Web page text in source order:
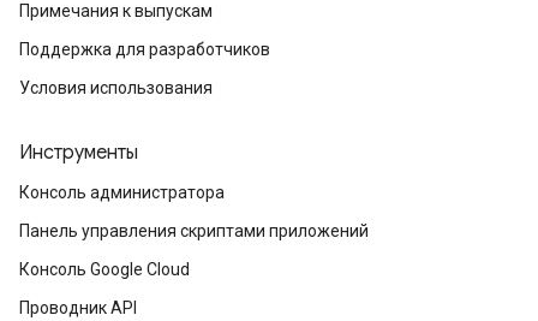
Примечания к выпускам
Поддержка для разработчиков
Условия использования
Инструменты
Консоль администратора
Панель управления скриптами приложений
Консоль Google Cloud
Проводник API